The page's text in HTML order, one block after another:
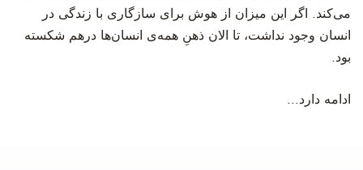
می‌کند. اگر این میزان از هوش برای سازگاری با زندگی در
انسان وجود نداشت، تا الان ذهنِ همه‌ی انسان‌ها درهم شکسته
بود.
‫ادامه دارد...